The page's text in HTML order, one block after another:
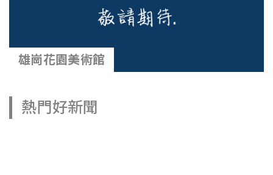
雄崗花園美術館
熱門好新聞